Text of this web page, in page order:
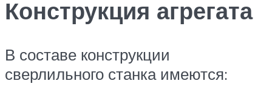
Конструкция агрегата
В составе конструкции
сверлильного станка имеются: